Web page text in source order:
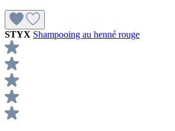
STYX Shampooing au henné rouge